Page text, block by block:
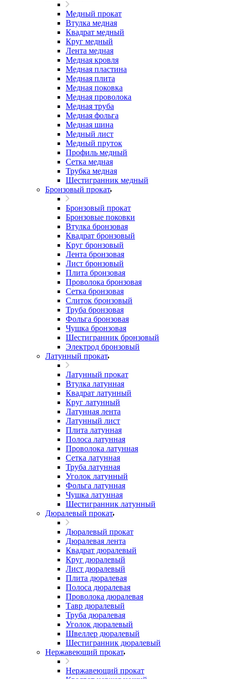
Медный прокат
Втулка медная
Квадрат медный
Круг медный
Лента медная
Медная кровля
Медная пластина
Медная плита
Медная поковка
Медная проволока
Медная труба
Медная фольга
Медная шина
Медный лист
Медный пруток
Профиль медный
Сетка медная
Трубка медная
Шестигранник медный
Бронзовый прокат
Бронзовый прокат
Бронзовые поковки
Втулка бронзовая
Квадрат бронзовый
Круг бронзовый
Лента бронзовая
Лист бронзовый
Плита бронзовая
Проволока бронзовая
Сетка бронзовая
Слиток бронзовый
Труба бронзовая
Фольга бронзовая
Чушка бронзовая
Шестигранник бронзовый
Электрод бронзовый
Латунный прокат
Латунный прокат
Втулка латунная
Квадрат латунный
Круг латунный
Латунная лента
Латунный лист
Плита латунная
Полоса латунная
Проволока латунная
Сетка латунная
Труба латунная
Уголок латунный
Фольга латунная
Чушка латунная
Шестигранник латунный
Дюралевый прокат
Дюралевый прокат
Дюралевая лента
Квадрат дюралевый
Круг дюралевый
Лист дюралевый
Плита дюралевая
Полоса дюралевая
Проволока дюралевая
Тавр дюралевый
Труба дюралевая
Уголок дюралевый
Швеллер дюралевый
Шестигранник дюралевый
Нержавеющий прокат
Нержавеющий прокат